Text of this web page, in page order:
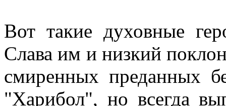
Вот такие духовные
Слава им и низкий
смиренных преданных
"Харибол", но всегда